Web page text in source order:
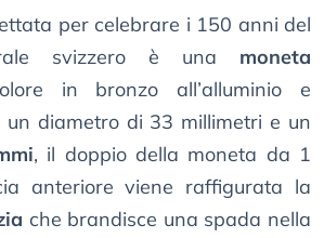
per celebrare i 150 anni del
svizzero è una moneta
in bronzo all’alluminio e
un diametro di 33 millimetri e un
, il doppio della moneta da 1
anteriore viene raffigurata la
che brandisce una spada nella